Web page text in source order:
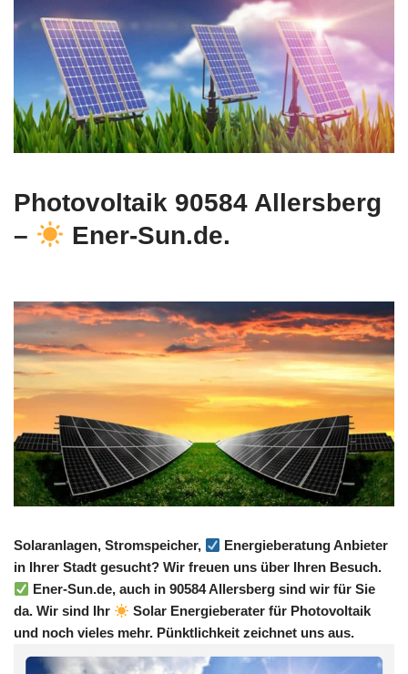
Photovoltaik 90584 Allersberg
–
Ener-Sun.de.
Solaranlagen, Stromspeicher,
Energieberatung Anbieter
in Ihrer Stadt gesucht? Wir freuen uns über Ihren Besuch.
Ener-Sun.de, auch in 90584 Allersberg sind wir für Sie
da. Wir sind Ihr
Solar Energieberater für Photovoltaik
und noch vieles mehr. Pünktlichkeit zeichnet uns aus.